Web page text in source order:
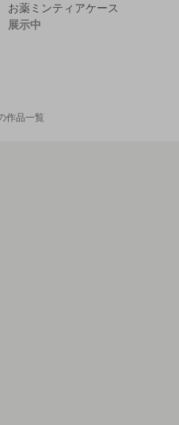
お薬ミンティアケース
展示中
作品一覧